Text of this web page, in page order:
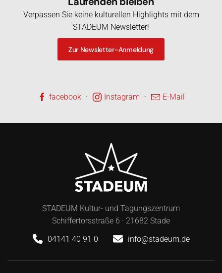
Verpassen Sie keine kulturellen Highlights mit dem
STADEUM Newsletter!
Zur Newsletter-Anmeldung
facebook · Instagram · E-Mail
STADEUM Kultur- und Tagungszentrum
Schiffertorsstraße 6 · 21682 Stade
04141 40 91 0
info@stadeum.de